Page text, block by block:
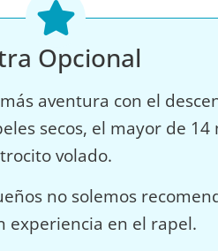
Opcional
aventura con el
secos, el mayor de
trocito volado.
no solemos
experiencia en el rapel.